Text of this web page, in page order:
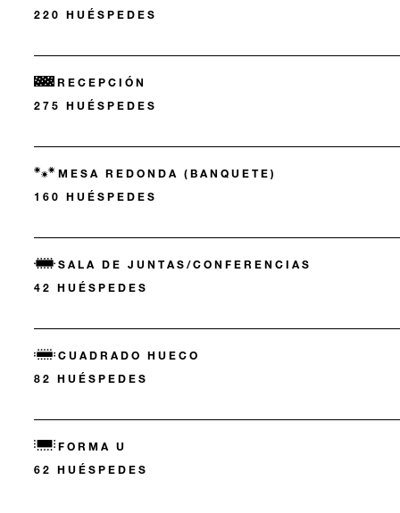
220 HUÉSPEDES
RECEPCIÓN
275 HUÉSPEDES
MESA REDONDA (BANQUETE)
160 HUÉSPEDES
SALA DE JUNTAS/CONFERENCIAS
42 HUÉSPEDES
CUADRADO HUECO
82 HUÉSPEDES
FORMA U
62 HUÉSPEDES